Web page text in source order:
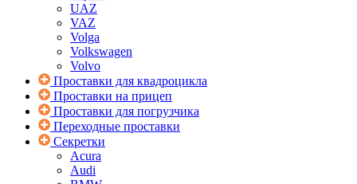
UAZ
VAZ
Volga
Volkswagen
Volvo
Проставки для квадроцикла
Проставки на прицеп
Проставки для погрузчика
Переходные проставки
Секретки
Acura
Audi